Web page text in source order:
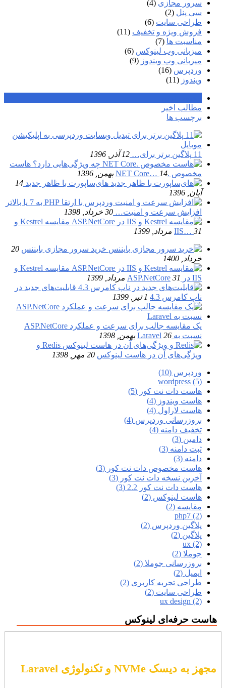
سرور مجازی (4)
سی پنل (2)
طراحی سایت (6)
فروش ویژه و تخفیف (11)
مناسبت ها (7)
میزبانی وب لینوکس (6)
میزبانی وب ویندوز (9)
وردپرس (16)
ویندوز (11)
مطالب اخیر
برچسب ها
11 پلاگین برتر برای…
12 آذر, 1396
هاست
مخصوص .NET Core…14 بهمن, 1396
های‌ساپورت با ظاهر جدید 14
آبان, 1396
افزایش سرعت و امنیت… 30 خرداد, 1398
مقایسه Kestrel و
IIS… 31 مرداد, 1399
خرید سرور مجازی بایننس 20
خرداد, 1400
مقایسه Kestrel و
IIS در ASP.NetCore
31 مرداد, 1399
قابلیت‌های جدید در
ناپ کامرس 4.3
1 تیر, 1399
یک مقایسه جالب برای سرعت و عملکرد ASP.NetCore
نسبت به Laravel 26 بهمن, 1398
Redis و
ویژگی‌های آن در هاست لینوکس 20 مهر, 1398
وردپرس (10)
wordpress (5)
هاست دات نت کور (5)
هاست ویندوز (4)
هاست لاراول (4)
بروزرسانی وردپرس (4)
تخفیف دامنه (4)
دامین (3)
ثبت دامنه (3)
دامنه (3)
هاست مخصوص دات نت کور (3)
آخرین نسخه دات نت کور (3)
هاست دات نت کور 2.2 (3)
هاست لینوکس (2)
مقایسه (2)
php7 (2)
پلاگین وردپرس (2)
پلاگین (2)
ux (2)
جوملا (2)
بروزرسانی جوملا (2)
ایمیل (2)
طراحی تجربه کاربری (2)
طراحی سایت (2)
ux design (2)
هاست حرفه‌ای لینوکس
مجهز به دیسک NVMe و تکنولوژی Laravel